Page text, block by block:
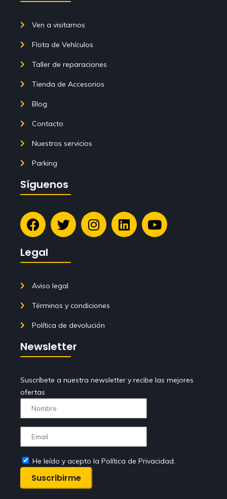
Ven a visitarnos
Flota de Vehículos
Taller de reparaciones
Tienda de Accesorios
Blog
Contacto
Nuestros servicios
Parking
Síguenos
Legal
Aviso legal
Términos y condiciones
Política de devolución
Newsletter
Suscríbete a nuestra newsletter y recibe las mejores
ofertas
He leído y acepto la Política de Privacidad.